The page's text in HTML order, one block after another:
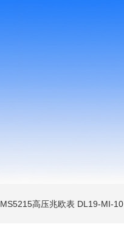
MS5215高压兆欧表 DL19-MI-